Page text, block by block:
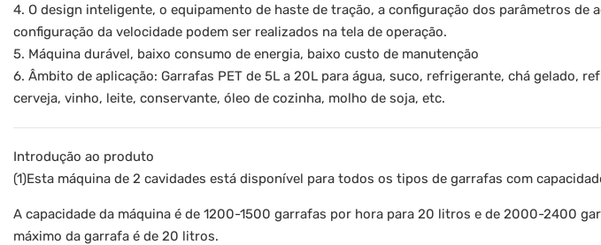
4. O design inteligente, o equipamento de haste de tração, a configuração dos parâmetros de
configuração da velocidade podem ser realizados na tela de operação.
5. Máquina durável, baixo consumo de energia, baixo custo de manutenção
6. Âmbito de aplicação: Garrafas PET de 5L a 20L para água, suco, refrigerante, chá gelado,
cerveja, vinho, leite, conservante, óleo de cozinha, molho de soja, etc.
Introdução ao produto
(1)Esta máquina de 2 cavidades está disponível para todos os tipos de garrafas com
A capacidade da máquina é de 1200-1500 garrafas por hora para 20 litros e de 2000-2400
máximo da garrafa é de 20 litros.